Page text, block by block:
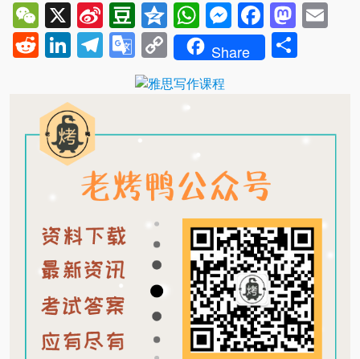
WeChat
X
Sina
Weibo
Douban
QzoneWhatsApp
Messenger
RedditLinkedIn
Telegram
Google
Translate
Copy
Link
Share